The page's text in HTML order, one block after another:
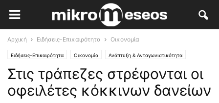
Αρχική Ειδήσεις-Επικαιρότητα Οικονομία
Ειδήσεις-Επικαιρότητα Οικονομία Ανάπτυξη & Ανταγωνιστικότητα
Κλάδοι Αιχμής
Στις τράπεζες στρέφονται οι
οφειλέτες κόκκινων δανείων